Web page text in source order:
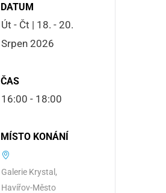
DATUM
Út - Čt | 18. - 20.
Srpen 2026
ČAS
16:00 - 18:00
MÍSTO KONÁNÍ
Galerie Krystal,
Havířov-Město